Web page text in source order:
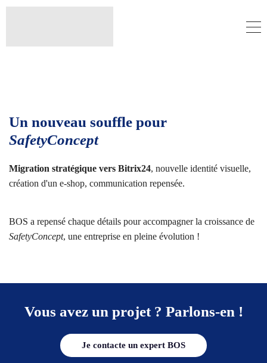
Un nouveau souffle pour
SafetyConcept
Migration stratégique vers Bitrix24, nouvelle identité visuelle,
création d'un e-shop, communication repensée.
BOS a repensé chaque détails pour accompagner la croissance de
SafetyConcept, une entreprise en pleine évolution !
Vous avez un projet ? Parlons-en !
Je contacte un expert BOS